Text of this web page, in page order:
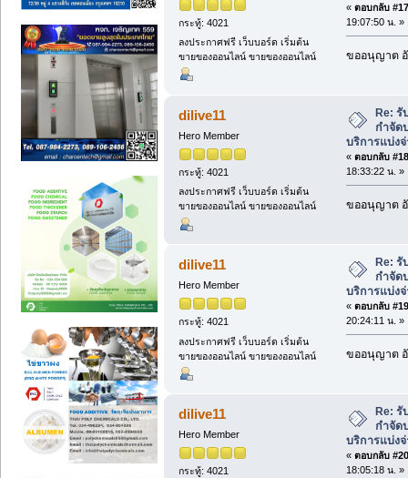
กระทู้: 4021
ลงประกาศฟรี เว็บบอร์ด เริ่มต้น
ขายของออนไลน์ ขายของออนไลน์
« ตอบกลับ
19:07:50 น. »
ขออนุญาต
dilive11
Hero Member
กระทู้: 4021
ลงประกาศฟรี เว็บบอร์ด เริ่มต้น
ขายของออนไลน์ ขายของออนไลน์
Re: รั
กำจัด
บริการแบ่ง
« ตอบกลับ
18:33:22 น. »
ขออนุญาต
dilive11
Hero Member
กระทู้: 4021
ลงประกาศฟรี เว็บบอร์ด เริ่มต้น
ขายของออนไลน์ ขายของออนไลน์
Re:
กำจัด
บริการแบ่ง
« ตอบกลับ
20:24:11 น. »
ขออนุญาต
dilive11
Hero Member
กระทู้: 4021
Re:
กำจัด
บริการแบ่ง
« ตอบกลับ
18:05:18 น. »